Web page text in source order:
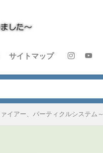
サイトマップ
イアー、パーティクルシステム～